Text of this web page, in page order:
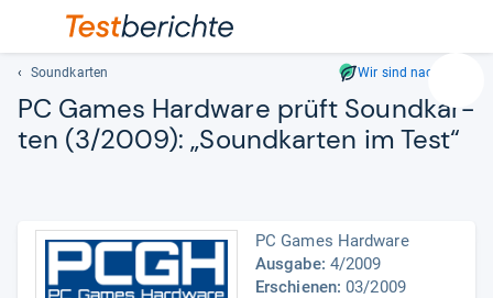
Geben
Sie
Soundkarten Wir sind nachhaltig
PC Games Hard­ware prüft Sound­kar­
ten (3/2009): „Sound­kar­ten im Test“
PC Games Hardware
Ausgabe: 4/2009
Erschienen: 03/2009